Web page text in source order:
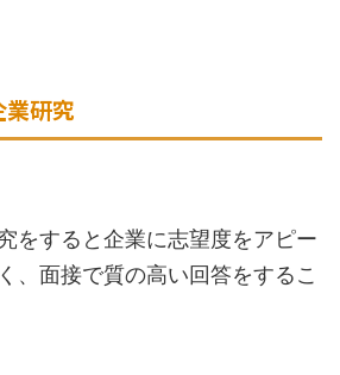
研究
をすると企業に志望度をアピー
、面接で質の高い回答をするこ